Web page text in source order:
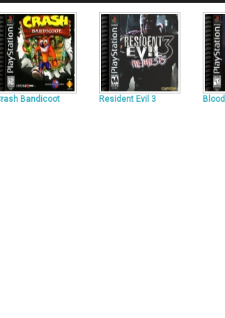
Bandicoot Resident Evil 3